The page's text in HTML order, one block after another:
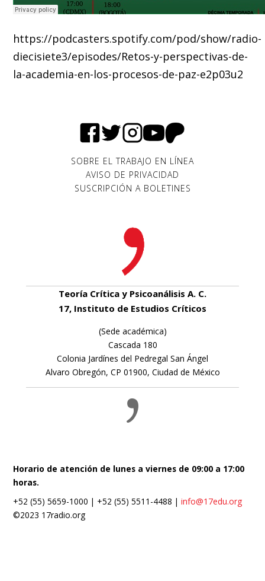
https://podcasters.spotify.com/pod/show/radio-
diecisiete3/episodes/Retos-y-perspectivas-de-
la-academia-en-los-procesos-de-paz-e2p03u2
SOBRE EL TRABAJO EN LÍNEA
AVISO DE PRIVACIDAD
SUSCRIPCIÓN A BOLETINES
Teoría Crítica y Psicoanálisis A. C.
17, Instituto de Estudios Críticos
(Sede académica)
Cascada 180
Colonia Jardínes del Pedregal San Ángel
Alvaro Obregón, CP 01900, Ciudad de México
Horario de atención de lunes a viernes de 09:00 a 17:00
horas.
+52 (55) 5659-1000 | +52 (55) 5511-4488 |info@17edu.org
©2023 17radio.org